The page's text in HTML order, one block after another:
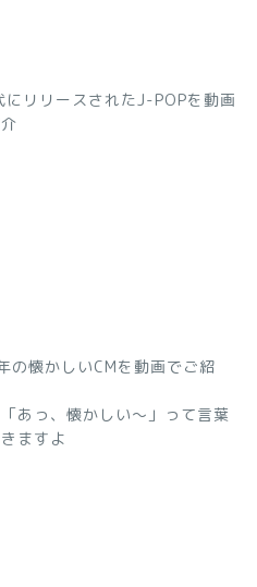
にリリースされたJ-POPを動画
の懐かしいCMを動画でご紹
あっ、懐かしい～」って言葉
ますよ